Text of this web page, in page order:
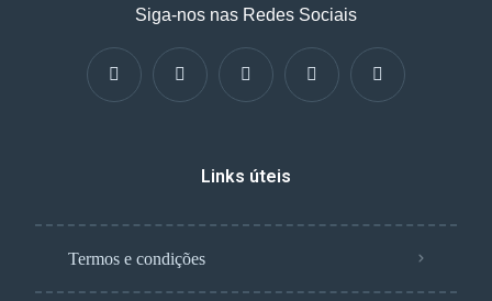
Siga-nos nas Redes Sociais
Links úteis
Termos e condições